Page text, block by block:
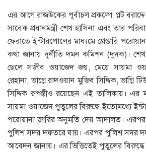
এর আগে রাজউকের পূর্বাচল প্রকল্পে প্লট
সাবেক প্রধানমন্ত্রী শেখ হাসিনা এবং তার
ফেরাতে ইন্টারপোলের মাধ্যমে গ্রেপ্তারি
কথা জানায় দুর্নীতি দমন কমিশন (দুদক)। শেখ
ছেলে সজীব ওয়াজেদ জয়, মেয়ে সায়মা
রেহানা, ভাগ্নে রাদওয়ান মুজিব সিদ্দিক, ভাগ্নি
সিদ্দিক রূপন্তীও রয়েছেন এই তালিকায়। এর
সায়মা ওয়াজেদ পুতুলের বিরুদ্ধে ইতোমধ্যে
পরোয়ানা জারির অনুমতি দেয় আদালত। এরপর
পুলিশ সদর দফতরে যায়। এরপর পুলিশ সদর
আবেদন জানায়। এর ভিত্তিতেই পুতুলের